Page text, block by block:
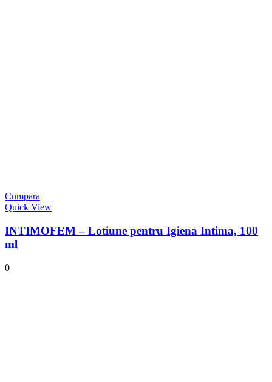
Cumpara
Quick View
INTIMOFEM – Lotiune pentru Igiena Intima, 100
ml
0